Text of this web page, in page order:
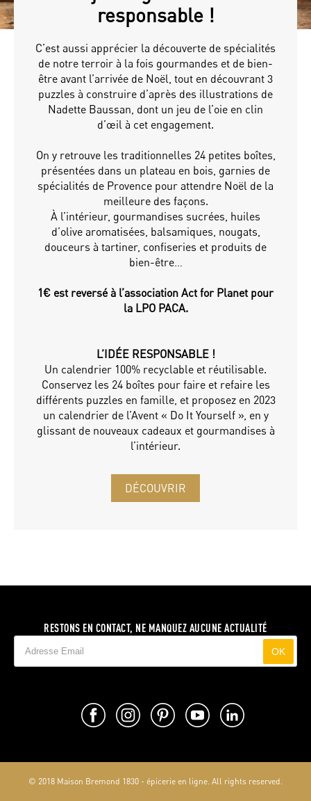
responsable !
C’est aussi apprécier la découverte de spécialités
de notre terroir à la fois gourmandes et de bien-
être avant l’arrivée de Noël, tout en découvrant 3
puzzles à construire d’après des illustrations de
Nadette Baussan, dont un jeu de l’oie en clin
d’œil à cet engagement.
On y retrouve les traditionnelles 24 petites boîtes,
présentées dans un plateau en bois, garnies de
spécialités de Provence pour attendre Noël de la
meilleure des façons.
À l’intérieur, gourmandises sucrées, huiles
d’olive aromatisées, balsamiques, nougats,
douceurs à tartiner, confiseries et produits de
bien-être…
1€ est reversé à l’association Act for Planet pour
la LPO PACA.
L’IDÉE RESPONSABLE !
Un calendrier 100% recyclable et réutilisable.
Conservez les 24 boîtes pour faire et refaire les
différents puzzles en famille, et proposez en 2023
un calendrier de l’Avent « Do It Yourself », en y
glissant de nouveaux cadeaux et gourmandises à
l’intérieur.
DÉCOUVRIR
RESTONS EN CONTACT, NE MANQUEZ AUCUNE ACTUALITÉ
OK
© 2018 Maison Bremond 1830 - épicerie en ligne. All rights reserved.